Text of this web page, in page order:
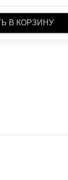
В КОРЗИНУ